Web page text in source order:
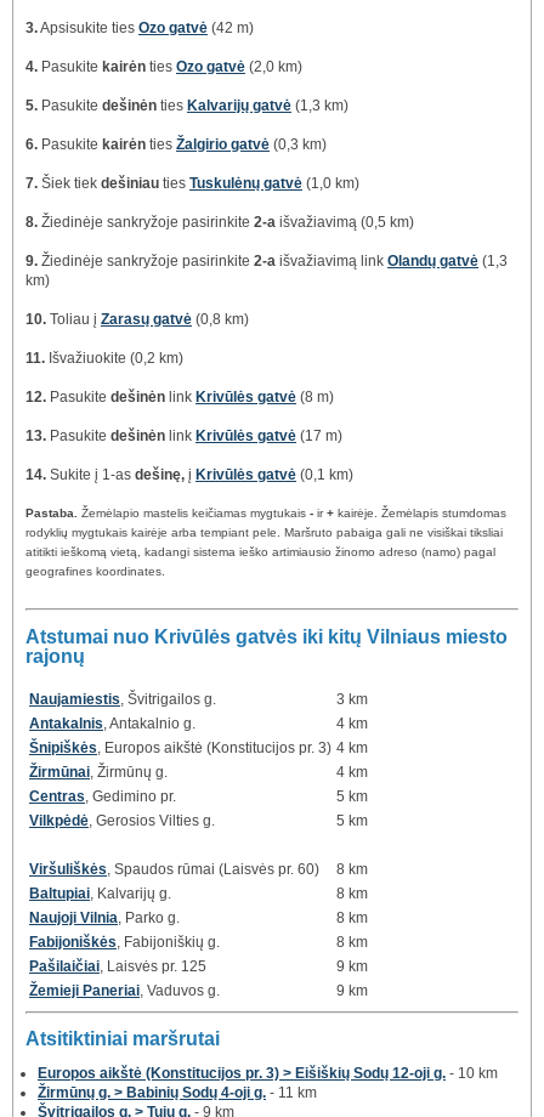
3.Apsisukite ties Ozo gatvė (42 m)
4. Pasukite kairėn ties Ozo gatvė (2,0 km)
5. Pasukite dešinėn ties Kalvarijų gatvė (1,3 km)
6. Pasukite kairėn ties Žalgirio gatvė (0,3 km)
7. Šiek tiek dešiniau ties Tuskulėnų gatvė (1,0 km)
8. Žiedinėje sankryžoje pasirinkite 2-a išvažiavimą (0,5 km)
9. Žiedinėje sankryžoje pasirinkite 2-a išvažiavimą link Olandų gatvė (1,3
km)
10. Toliau į Zarasų gatvė (0,8 km)
11. Išvažiuokite (0,2 km)
12. Pasukite dešinėn link Krivūlės gatvė (8 m)
13. Pasukite dešinėn link Krivūlės gatvė (17 m)
14. Sukite į 1-as dešinę, į Krivūlės gatvė (0,1 km)
Pastaba. Žemėlapio mastelis keičiamas mygtukais - ir+ kairėje. Žemėlapis stumdomas
rodyklių mygtukais kairėje arba tempiant pele. Maršruto pabaiga gali ne visiškai tiksliai
atitikti ieškomą vietą, kadangi sistema ieško artimiausio žinomo adreso (namo) pagal
geografines koordinates.
Atstumai nuo Krivūlės gatvės iki kitų Vilniaus miesto
rajonų
Naujamiestis , Švitrigailos g.
3 km
Antakalnis , Antakalnio g.
4 km
Šnipiškės , Europos aikštė (Konstitucijos pr. 3) 4 km
Žirmūnai , Žirmūnų g.
4 km
Centras , Gedimino pr.
5 km
Vilkpėdė , Gerosios Vilties g. 5 km
Viršuliškės , Spaudos rūmai (Laisvės pr. 60)
8 km
Baltupiai , Kalvarijų g.
8 km
Naujoji Vilnia , Parko g.
8 km
Fabijoniškės , Fabijoniškių g.
8 km
Pašilaičiai , Laisvės pr. 125
9 km
Žemieji Paneriai , Vaduvos g. 9 km
Atsitiktiniai maršrutai
Europos aikštė (Konstitucijos pr. 3) > Eišiškių Sodų 12-oji g. - 10 km
Žirmūnų g. > Babinių Sodų 4-oji g. - 11 km
Švitrigailos g. > Tujų g. - 9 km